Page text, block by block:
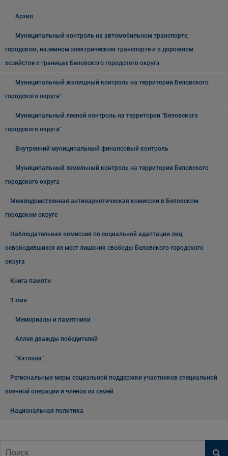
Архив
Муниципальный контроль на автомобильном транспорте,
городском, наземном электрическом транспорте и в дорожном
хозяйстве в границах Беловского городского округа
Муниципальный жилищный контроль на территории Беловского
городского округа"
Муниципальный лесной контроль на территории "Беловского
городского округа"
Внутренний муниципальный финансовый контроль
Муниципальный земельный контроль на территории Беловского
городского округа
Межведомственная антинаркотическая комиссии в Беловском
городском округе
Наблюдательная комиссия по социальной адаптации лиц,
освободившихся из мест лишения свободы Беловского городского
округа
Книга памяти
9 мая
Мемориалы и памятники
Аллея дважды победителей
"Катюша"
Региональные меры социальной поддержки участников специальной
военной операции и членов их семей
Национальная политика